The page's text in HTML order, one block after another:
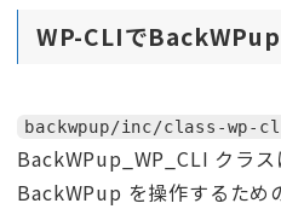
WP-CLIで
backwpup/inc/class-wp-
BackWPup_WP_CLI クラス
BackWPup を操作するため